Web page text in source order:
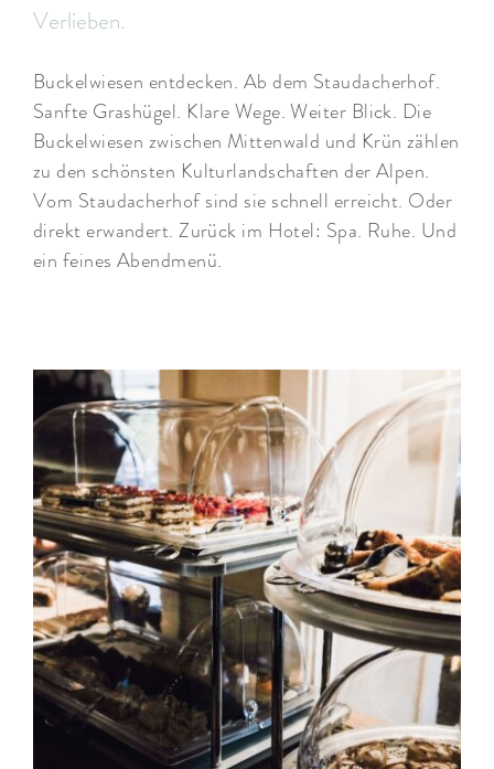
Verlieben.
Buckelwiesen entdecken. Ab dem Staudacherhof.
Sanfte Grashügel. Klare Wege. Weiter Blick. Die
Buckelwiesen zwischen Mittenwald und Krün zählen
zu den schönsten Kulturlandschaften der Alpen.
Vom Staudacherhof sind sie schnell erreicht. Oder
direkt erwandert. Zurück im Hotel: Spa. Ruhe. Und
ein feines Abendmenü.